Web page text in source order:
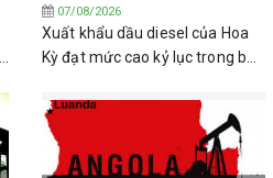
07/08/2026
Xuất khẩu dầu diesel của Hoa
Kỳ đạt mức cao kỷ lục trong bối
giảm sút